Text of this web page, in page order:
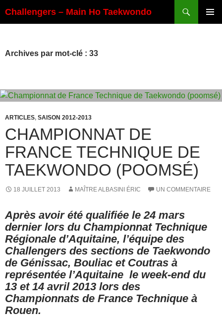
au
Challengers – Main Ho Taekwondo
Archives par mot-clé : 33
ARTICLES, SAISON 2012-2013
CHAMPIONNAT DE
FRANCE TECHNIQUE DE
TAEKWONDO (POOMSÉ)
18 JUILLET 2013 MAÎTRE ALBASINI ÉRIC UN COMMENTAIRE
Après avoir été qualifiée le 24 mars
dernier lors du Championnat Technique
Régionale d’Aquitaine, l’équipe des
Challengers des sections de Taekwondo
de Génissac, Bouliac et Coutras à
représentée l’Aquitaine le week-end du
13 et 14 avril 2013 lors des
Championnats de France Technique à
Rouen.